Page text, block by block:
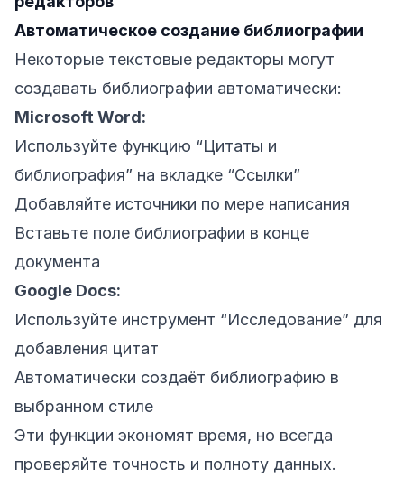
Автоматическое создание библиографии
Некоторые текстовые редакторы могут
создавать библиографии автоматически:
Microsoft Word:
Используйте функцию “Цитаты и
библиография” на вкладке “Ссылки”
Добавляйте источники по мере написания
Вставьте поле библиографии в конце
документа
Google Docs:
Используйте инструмент “Исследование” для
добавления цитат
Автоматически создаёт библиографию в
выбранном стиле
Эти функции экономят время, но всегда
проверяйте точность и полноту данных.